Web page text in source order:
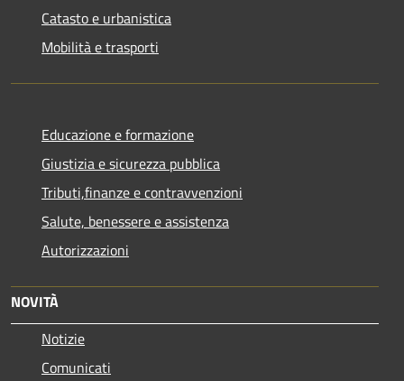
Catasto e urbanistica
Mobilità e trasporti
Educazione e formazione
Giustizia e sicurezza pubblica
Tributi,finanze e contravvenzioni
Salute, benessere e assistenza
Autorizzazioni
NOVITÀ
Notizie
Comunicati